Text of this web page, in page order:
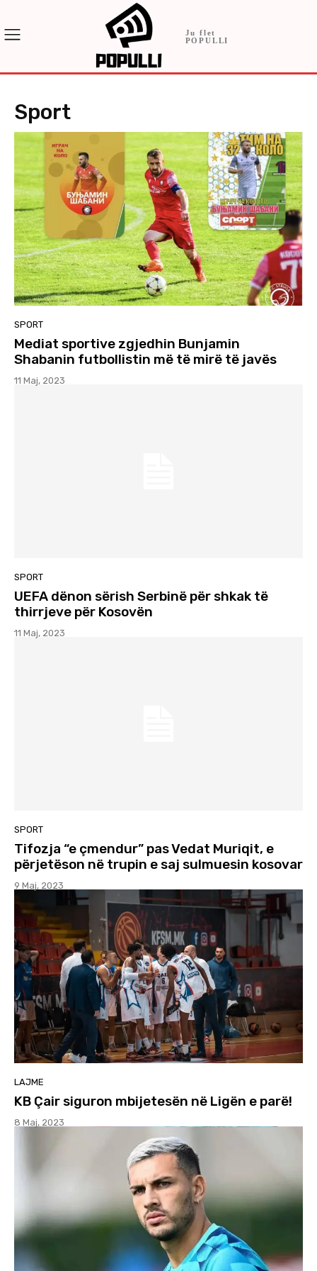
Ju flet
POPULLI
Sport
SPORT
Mediat sportive zgjedhin Bunjamin
Shabanin futbollistin më të mirë të javës
11 Maj, 2023
SPORT
UEFA dënon sërish Serbinë për shkak të
thirrjeve për Kosovën
11 Maj, 2023
SPORT
Tifozja “e çmendur” pas Vedat Muriqit, e
përjetëson në trupin e saj sulmuesin kosovar
9 Maj, 2023
LAJME
KB Çair siguron mbijetesën në Ligën e parë!
8 Maj, 2023